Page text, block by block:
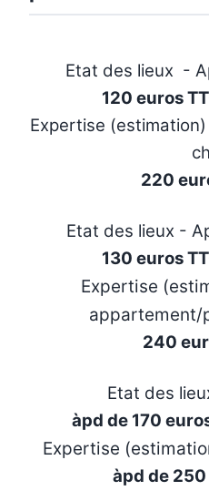
Etat des lieux -
120 euros
Expertise
220
Etat des lieux -
130 euros
Expertise
appartement/
240
Etat des
àpd de 170
Expertise
àpd de 250